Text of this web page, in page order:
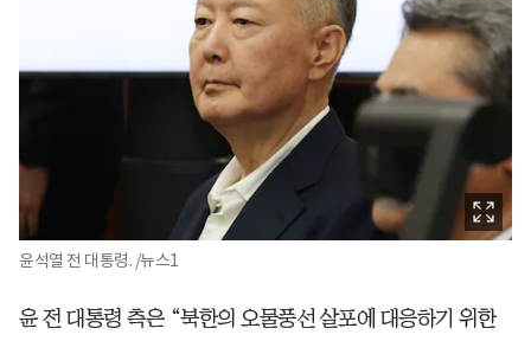
윤석열 전 대통령. /뉴스1
윤 전 대통령 측은 “북한의 오물풍선 살포에 대응하기 위한